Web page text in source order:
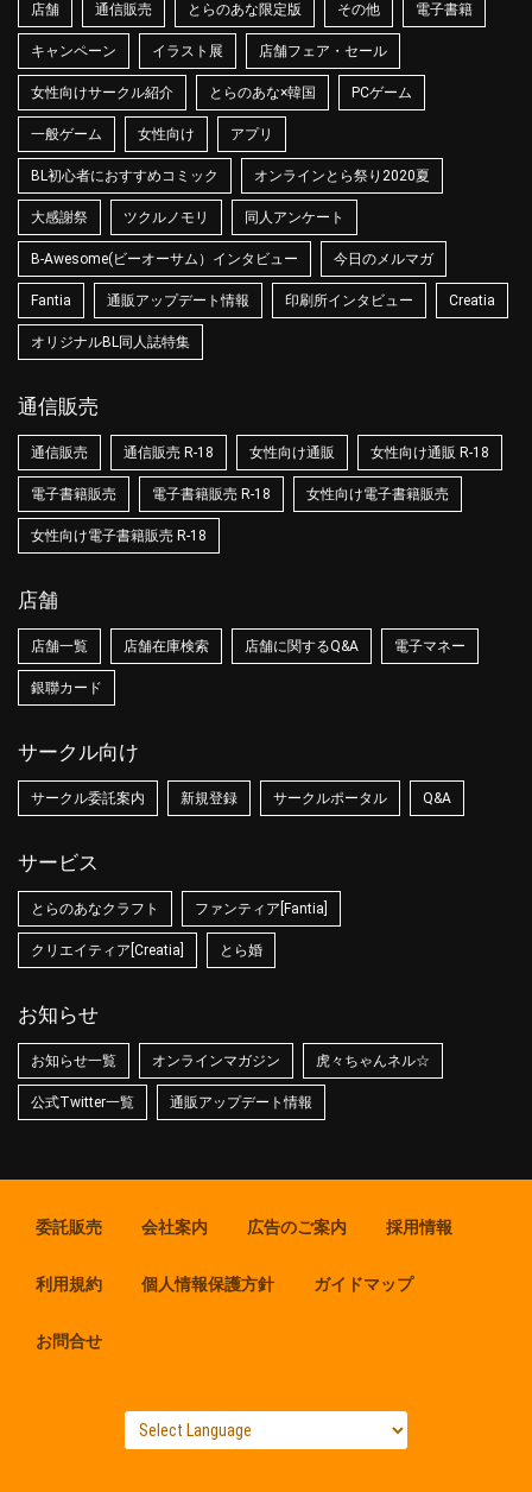
店舗 通信販売 とらのあな限定版 その他 電子書籍
キャンペーン イラスト展 店舗フェア・セール
女性向けサークル紹介 とらのあな×韓国 PCゲーム
一般ゲーム 女性向け アプリ
BL初心者におすすめコミック オンラインとら祭り2020夏
大感謝祭 ツクルノモリ 同人アンケート
B-Awesome(ビーオーサム）インタビュー 今日のメルマガ
Fantia 通販アップデート情報 印刷所インタビュー Creatia
オリジナルBL同人誌特集
通信販売
通信販売 通信販売 R-18 女性向け通販 女性向け通販 R-18
電子書籍販売 電子書籍販売 R-18 女性向け電子書籍販売
女性向け電子書籍販売 R-18
店舗
店舗一覧 店舗在庫検索 店舗に関するQ&A 電子マネー
銀聯カード
サークル向け
サークル委託案内 新規登録 サークルポータル Q&A
サービス
とらのあなクラフト ファンティア[Fantia]
クリエイティア[Creatia] とら婚
お知らせ
お知らせ一覧 オンラインマガジン 虎々ちゃんネル☆
公式Twitter一覧 通販アップデート情報
委託販売 会社案内 広告のご案内 採用情報
利用規約 個人情報保護方針 ガイドマップ
お問合せ